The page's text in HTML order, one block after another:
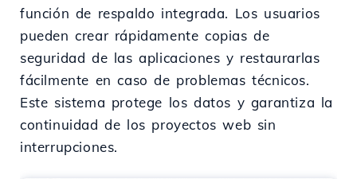
función de respaldo integrada. Los usuarios
pueden crear rápidamente copias de
seguridad de las aplicaciones y restaurarlas
fácilmente en caso de problemas técnicos.
Este sistema protege los datos y garantiza la
continuidad de los proyectos web sin
interrupciones.